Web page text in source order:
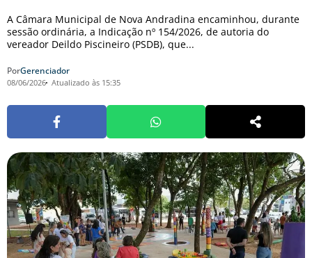
A Câmara Municipal de Nova Andradina encaminhou, durante
sessão ordinária, a Indicação nº 154/2026, de autoria do
vereador Deildo Piscineiro (PSDB), que...
PorGerenciador
08/06/2026 Atualizado às 15:35